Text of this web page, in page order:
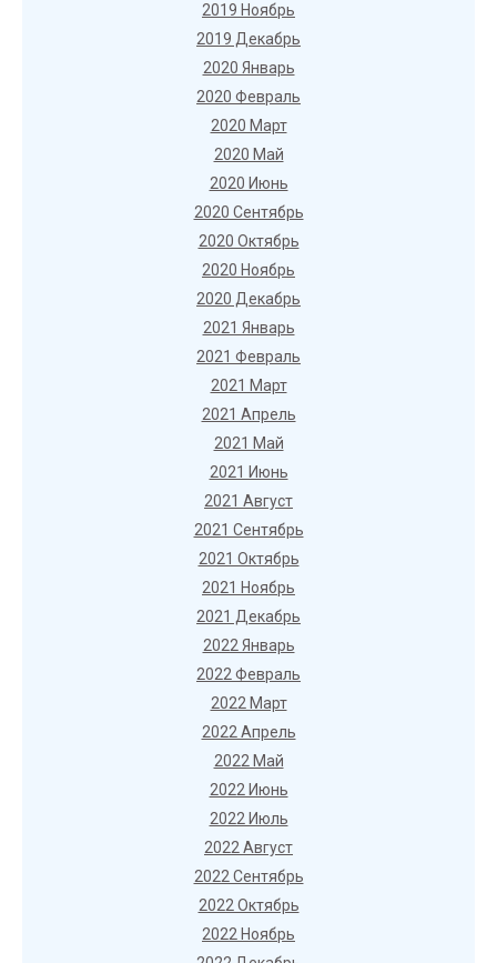
2019 Ноябрь
2019 Декабрь
2020 Январь
2020 Февраль
2020 Март
2020 Май
2020 Июнь
2020 Сентябрь
2020 Октябрь
2020 Ноябрь
2020 Декабрь
2021 Январь
2021 Февраль
2021 Март
2021 Апрель
2021 Май
2021 Июнь
2021 Август
2021 Сентябрь
2021 Октябрь
2021 Ноябрь
2021 Декабрь
2022 Январь
2022 Февраль
2022 Март
2022 Апрель
2022 Май
2022 Июнь
2022 Июль
2022 Август
2022 Сентябрь
2022 Октябрь
2022 Ноябрь